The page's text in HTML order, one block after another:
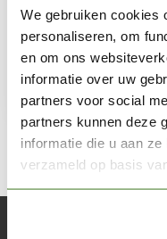
We gebruiken cookies
personaliseren, om
en om ons
informatie over uw
partners voor social
partners kunnen deze
informatie die u aan
verzameld op basis
Niet op voorraad